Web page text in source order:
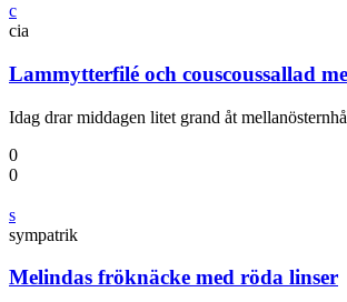
c
cia
Lammytterfilé och couscoussallad
Idag drar middagen litet grand åt
0
0
s
sympatrik
Melindas fröknäcke med röda linser